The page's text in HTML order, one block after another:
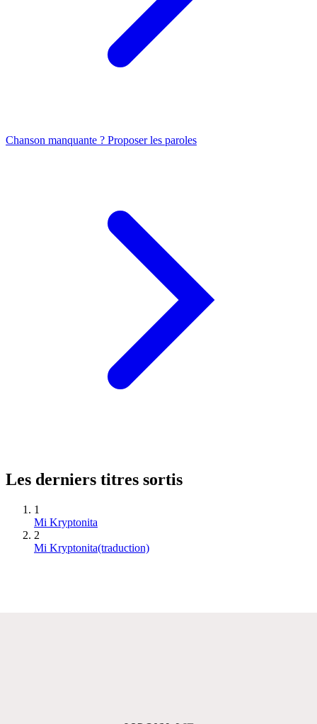
Chanson manquante ? Proposer les paroles
Les derniers titres sortis
1
Mi Kryptonita
2
Mi Kryptonita(traduction)